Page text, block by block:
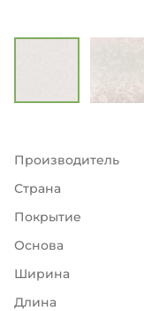
Производитель
Страна
Покрытие
Основа
Ширина
Длина